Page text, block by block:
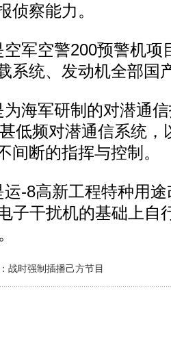
侦察能力。
空警200预警机项
系统、发动机全部国
军研制的对潜通信
低频对潜通信系统，
间断的指挥与控制。
8高新工程特种用途
子干扰机的基础上自
战时强制插播己方节目